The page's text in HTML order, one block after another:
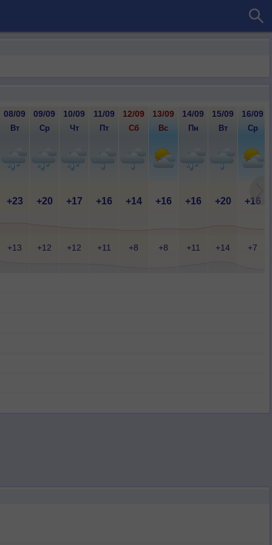
08/09 09/09 10/09 11/09 12/09 13/09 14/09 15/09 16/09
Вт Ср Чт Пт Сб Вс Пн Вт Ср
+23 +20 +17 +16 +14 +16 +16 +20 +16
+13 +12 +12 +11 +8 +8 +11 +14 +7